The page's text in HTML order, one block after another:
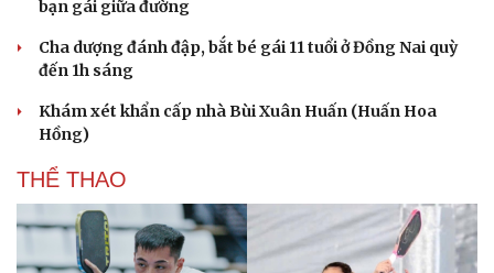
bạn gái giữa đường
Cha dượng đánh đập, bắt bé gái 11 tuổi ở Đồng Nai quỳ
đến 1h sáng
Khám xét khẩn cấp nhà Bùi Xuân Huấn (Huấn Hoa
Hồng)
THỂ THAO